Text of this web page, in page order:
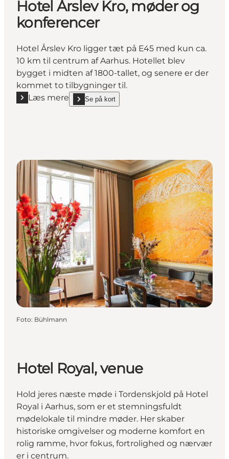
Hotel Årslev Kro, møder og
konferencer
Hotel Årslev Kro ligger tæt på E45 med kun ca.
10 km til centrum af Aarhus. Hotellet blev
bygget i midten af 1800-tallet, og senere er der
kommet to tilbygninger til.
Læs mere
Læs mere "Hotel Årslev Kro, møder og konferencer"
Se på kort
show Hotel Årslev Kro, møder og konferencer
Foto: Bühlmann
Hotel Royal, venue
Hold jeres næste møde i Tordenskjold på Hotel
Royal i Aarhus, som er et stemningsfuldt
mødelokale til mindre møder. Her skaber
historiske omgivelser og moderne komfort en
rolig ramme, hvor fokus, fortrolighed og nærvær
er i centrum.